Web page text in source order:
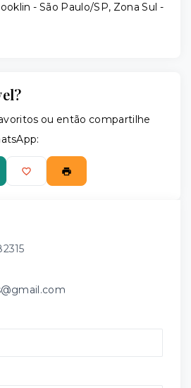
- São Paulo/SP, Zona Sul -
ou então compartilhe